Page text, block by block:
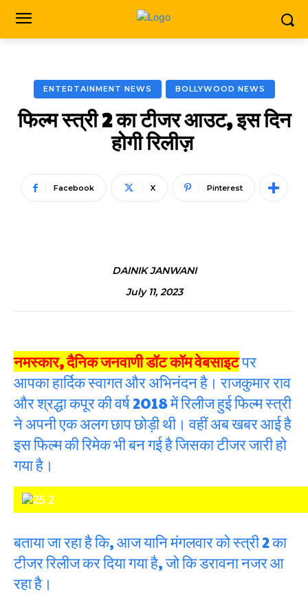
ENTERTAINMENT NEWS BOLLYWOOD NEWS
फिल्म स्त्री 2 का टीजर आउट, इस दिन
होगी रिलीज़ ​
Facebook X Pinterest
DAINIK JANWANI
July 11, 2023
नमस्कार, दैनिक जनवाणी डॉट कॉम वेबसाइटपर
आपका हार्दिक स्वागत और अभिनंदन है। राजकुमार राव
और श्रद्धा कपूर की वर्ष 2018 में रिलीज हुई फिल्म स्त्री
ने अपनी एक अलग छाप छोड़ी थी। वहीं अब खबर आई है
इस फिल्म की रिमेक भी बन गई है जिसका टीजर जारी हो
गया है।
बताया जा रहा है कि, आज यानि मंगलवार को स्त्री 2 का
टीजर रिलीज कर दिया गया है, जो कि डरावना नजर आ
रहा है।